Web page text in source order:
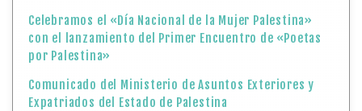
Celebramos el «Día Nacional de la Mujer Palestina»
con el lanzamiento del Primer Encuentro de «Poetas
por Palestina»
Comunicado del Ministerio de Asuntos Exteriores y
Expatriados del Estado de Palestina